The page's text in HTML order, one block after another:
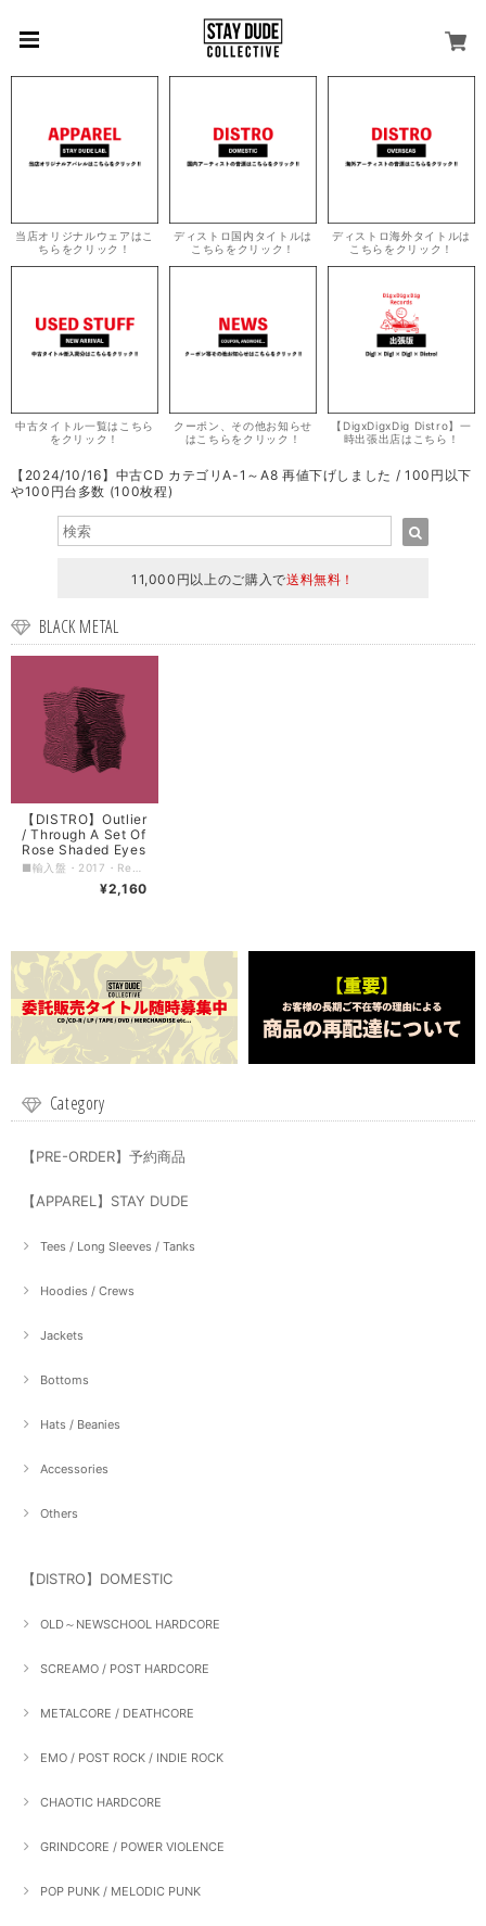
当店オリジナルウェアはこ
ちらをクリック！
ディストロ国内タイトルは
こちらをクリック！
ディストロ海外タイトルは
こちらをクリック！
中古タイトル一覧はこちら
をクリック！
クーポン、その他お知らせ
はこちらをクリック！
【DigxDigxDig Distro】一
時出張出店はこちら！
【2024/10/16】中古CD カテゴリA-1～A8 再値下げしました / 100円以下
や100円台多数 (100枚程)
11,000円以上のご購入で送料無料！
BLACK METAL
【DISTRO】Outlier
/ Through A Set Of
Rose Shaded Eyes
¥2,160
Category
【PRE-ORDER】予約商品
【APPAREL】STAY DUDE
Tees / Long Sleeves / Tanks
Hoodies / Crews
Jackets
Bottoms
Hats / Beanies
Accessories
Others
【DISTRO】DOMESTIC
OLD～NEWSCHOOL HARDCORE
SCREAMO / POST HARDCORE
METALCORE / DEATHCORE
EMO / POST ROCK / INDIE ROCK
CHAOTIC HARDCORE
GRINDCORE / POWER VIOLENCE
POP PUNK / MELODIC PUNK